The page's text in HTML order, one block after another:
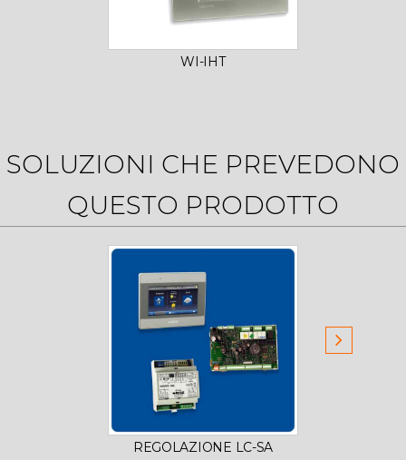
WI-IHT
SOLUZIONI CHE PREVEDONO
QUESTO PRODOTTO
REGOLAZIONE LC-SA